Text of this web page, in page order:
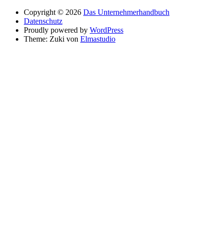
Copyright © 2026 Das Unternehmerhandbuch
Datenschutz
Proudly powered by WordPress
Theme: Zuki von Elmastudio